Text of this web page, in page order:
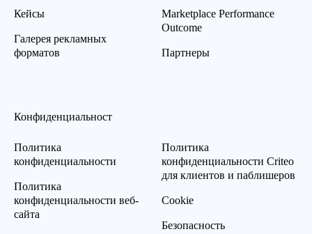
Кейсы
Галерея рекламных
форматов
Marketplace Performance
Outcome
Партнеры
Конфиденциальност
Политика
конфиденциальности
Политика
конфиденциальности веб-
сайта
Политика
конфиденциальности Criteo
для клиентов и паблишеров
Cookie
Безопасность